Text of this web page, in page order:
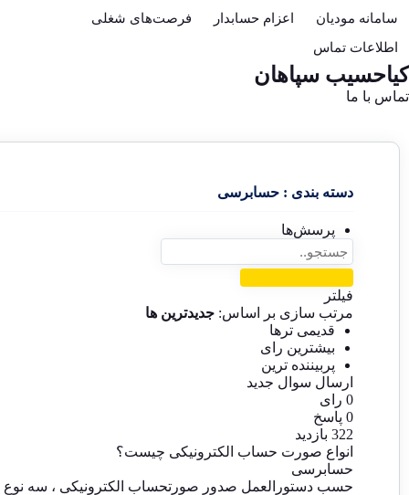
سامانه مودیان
اعزام حسابدار
فرصت‌های شغلی
اطلاعات تماس
کیاحسیب سپاهان
تماس با ما
دسته بندی : حسابرسی
پرسش‌ها
فیلتر
مرتب سازی بر اساس: جدیدترین ها
قدیمی ترها
بیشترین رای
پربیننده ترین
ارسال سوال جدید
0رای
0پاسخ
322بازدید
انواع صورت حساب الکترونیکی چیست؟
حسابرسی
حسب دستورالعمل صدور صورتحساب الکترونیکی ، سه